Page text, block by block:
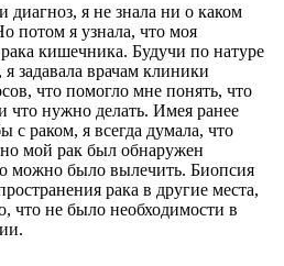
диагноз, я не знала ни о каком
потом я узнала, что моя
кишечника. Будучи по натуре
задавала врачам клиники
что помогло мне понять, что
что нужно делать. Имея ранее
раком, я всегда думала, что
мой рак был обнаружен
можно было вылечить. Биопсия
рака в другие места,
что не было необходимости в